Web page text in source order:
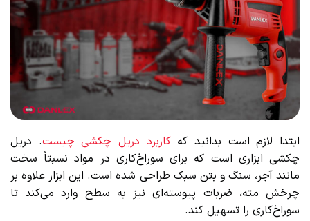
ابتدا لازم است بدانید کهکاربرد دریل چکشی چیست. دریل
چکشی ابزاری است که برای سوراخ‌کاری در مواد نسبتاً سخت
مانند آجر، سنگ و بتن سبک طراحی شده است. این ابزار علاوه بر
چرخش مته، ضربات پیوسته‌ای نیز به سطح وارد می‌کند تا
سوراخ‌کاری را تسهیل کند.